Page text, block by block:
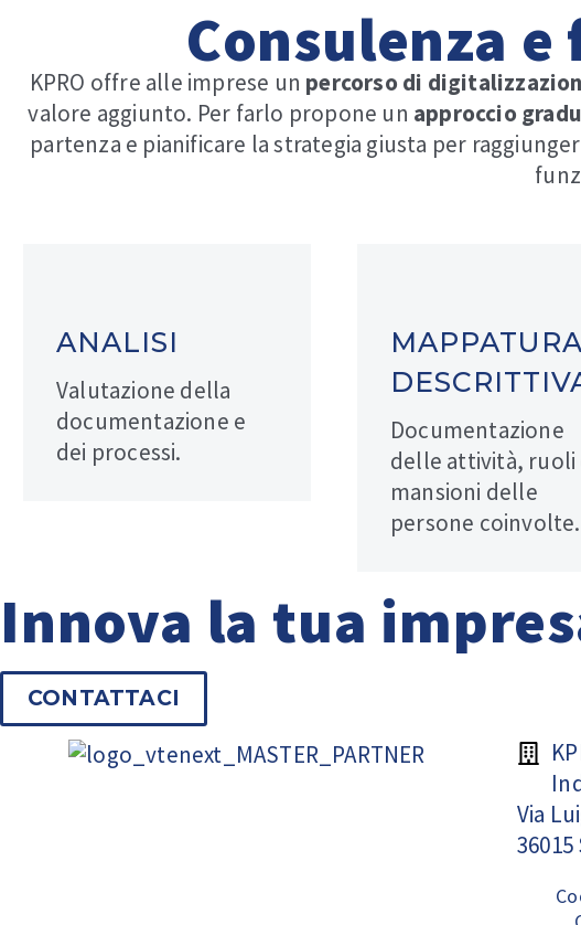
Consulenza
KPRO offre alle imprese un percorso di
valore aggiunto. Per farlo propone un approccio
partenza e pianificare la strategia giusta per
ANALISI
Valutazione della
documentazione e
dei processi.
MAPPATURA
Documentazione
delle attività, ruoli
mansioni delle
persone coinvolte.
Innova la tua
CONTATTACI
Via
36015